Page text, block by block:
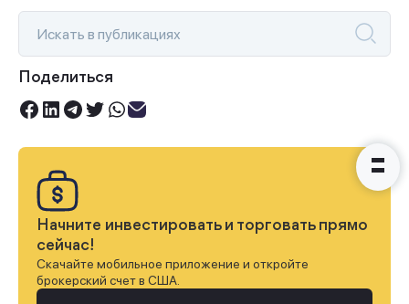
Поделиться
Начните инвестировать и торговать прямо
сейчас!
Скачайте мобильное приложение и откройте
брокерский счет в США.
Наши консультанты свяжутся с